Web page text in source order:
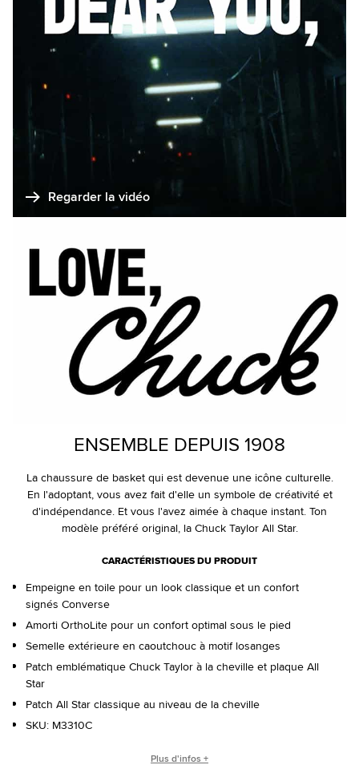
Regarder la vidéo
ENSEMBLE DEPUIS 1908
La chaussure de basket qui est devenue une icône culturelle.
En l'adoptant, vous avez fait d'elle un symbole de créativité et
d'indépendance. Et vous l'avez aimée à chaque instant. Ton
modèle préféré original, la Chuck Taylor All Star.
CARACTÉRISTIQUES DU PRODUIT
Empeigne en toile pour un look classique et un confort
signés Converse
Amorti OrthoLite pour un confort optimal sous le pied
Semelle extérieure en caoutchouc à motif losanges
Patch emblématique Chuck Taylor à la cheville et plaque All
Star
Patch All Star classique au niveau de la cheville
SKU: M3310C
QUI EST CHUCK TAYLOR ?
Plus d'infos +